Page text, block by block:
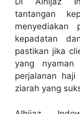
tantangan
menyediakan
kepadatan
pastikan jika
yang
perjalanan
ziarah yang